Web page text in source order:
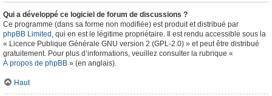
Qui a développé ce logiciel de forum de discussions ?
Ce programme (dans sa forme non modifiée) est produit et distribué par
phpBB Limited , qui en est le légitime propriétaire. Il est rendu accessible sous la
« Licence Publique Générale GNU version 2 (GPL-2.0) » et peut être distribué
gratuitement. Pour plus d’informations, veuillez consulter la rubrique «
À propos de phpBB » (en anglais).
Haut